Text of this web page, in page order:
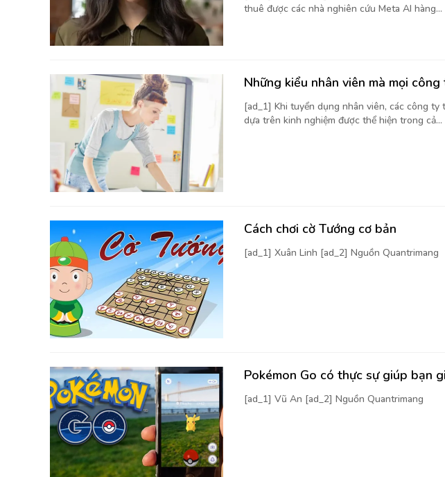
thuê được các nhà nghiên cứu Meta AI hàng...
Những kiểu nhân viên mà mọi
[ad_1] Khi tuyển dụng nhân viên, các công
dựa trên kinh nghiệm được thể hiện trong cả...
Cách chơi cờ Tướng cơ bản
[ad_1] Xuân Linh [ad_2] Nguồn Quantrimang
Pokémon Go có thực sự giúp bạn
[ad_1] Vũ An [ad_2] Nguồn Quantrimang